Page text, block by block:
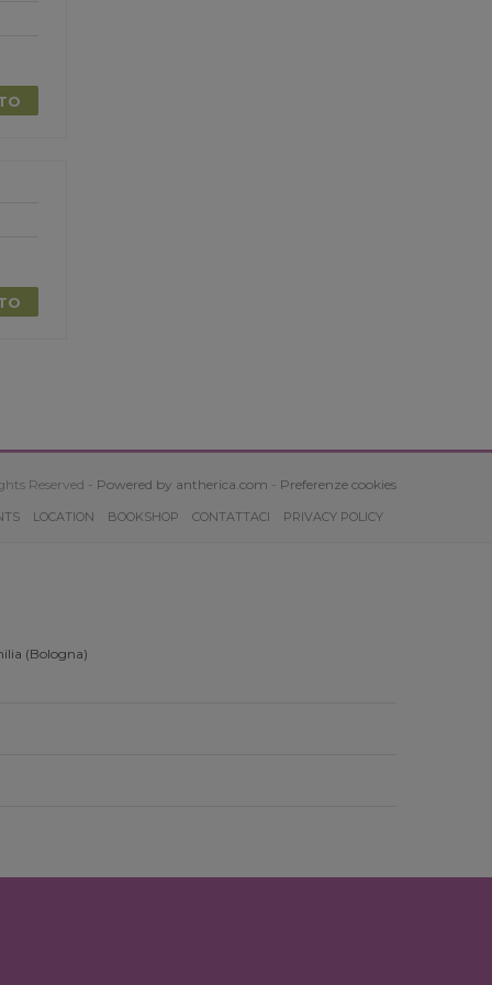
Reserved - Powered by antherica.com - Preferenze cookies
LOCATION BOOKSHOP CONTATTACI PRIVACY POLICY
(Bologna)